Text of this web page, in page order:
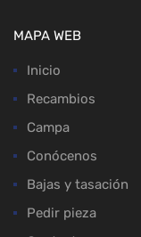
MAPA WEB
Inicio
Recambios
Campa
Conócenos
Bajas y tasación
Pedir pieza